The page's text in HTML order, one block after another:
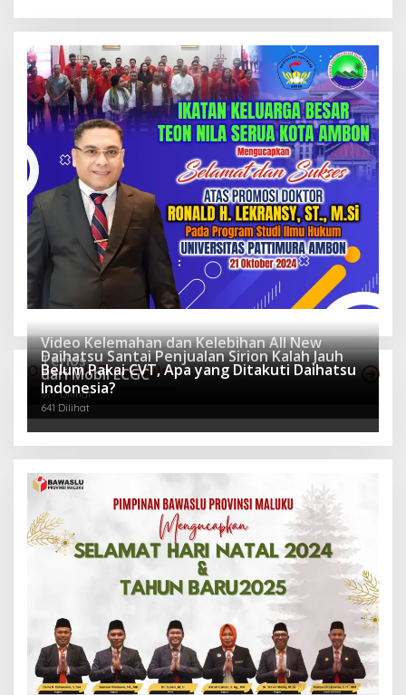
Otomotif Terpopuler
Video Kelemahan dan Kelebihan All New
Terios
939 Dilihat
Daihatsu Santai Penjualan Sirion Kalah Jauh
dari Mobil LCGC
677 Dilihat
Belum Pakai CVT, Apa yang Ditakuti Daihatsu
Indonesia?
641 Dilihat